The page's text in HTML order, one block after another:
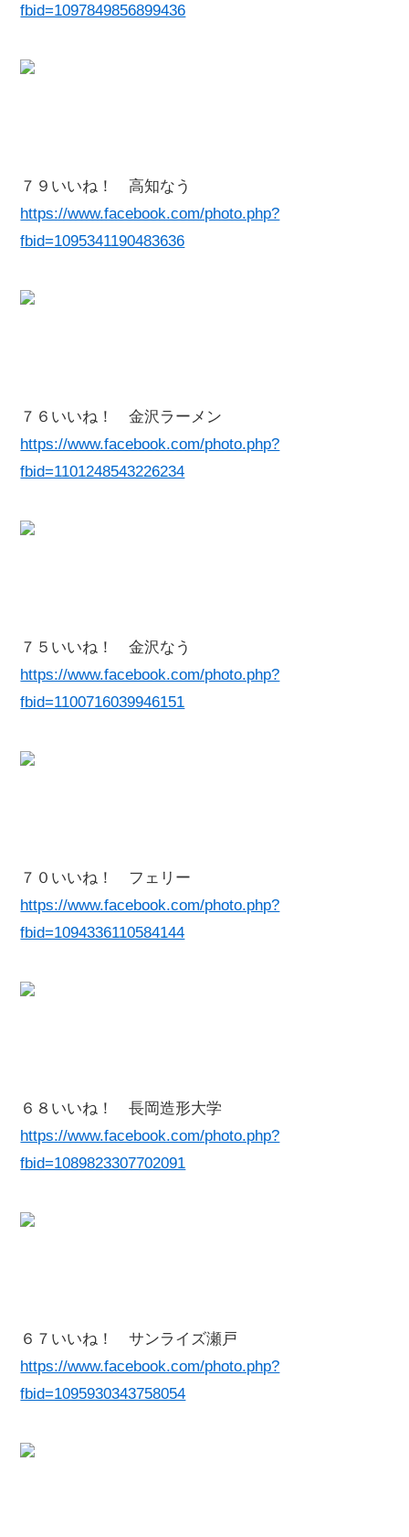
fbid=1097849856899436
７９いいね！ 高知なう
https://www.facebook.com/photo.php?
fbid=1095341190483636
７６いいね！ 金沢ラーメン
https://www.facebook.com/photo.php?
fbid=1101248543226234
７５いいね！ 金沢なう
https://www.facebook.com/photo.php?
fbid=1100716039946151
７０いいね！ フェリー
https://www.facebook.com/photo.php?
fbid=1094336110584144
６８いいね！ 長岡造形大学
https://www.facebook.com/photo.php?
fbid=1089823307702091
６７いいね！ サンライズ瀬戸
https://www.facebook.com/photo.php?
fbid=1095930343758054